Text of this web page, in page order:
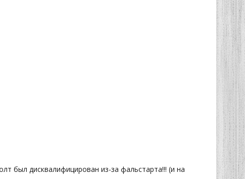
был дисквалифицирован из-за фальстарта!!! (и на